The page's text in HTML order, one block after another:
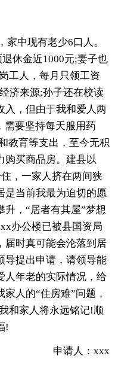
中现有老少6口人。
休金近1000元;妻子也
工人，每月只领工资
济来源;孙子还在校读
入，但由于我和爱人两
需要坚持每天服用药
教育等支出，至今无积
购买商品房。建县以
，一家人挤在两间狭
是当前我最为迫切的愿
，“居者有其屋”梦想
办公楼已被县国资局
届时真可能会沦落到居
导提出申请，请领导能
人年老的实际情况，给
人的“住房难”问题，
和家人将永远铭记!顺
!
申请人：xxx